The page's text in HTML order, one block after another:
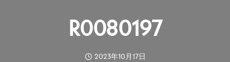
R0080197
2023年10月17日